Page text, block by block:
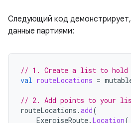
Следующий код демонстрирует,
данные партиями:
// 1. Create a list to hold
val routeLocations =
// 2. Add points to your
routeLocations .add(
ExerciseRoute. Location(